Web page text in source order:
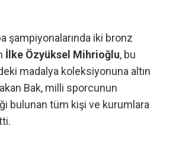
şampiyonalarında iki bronz
İlke Özyüksel Mihrioğlu, bu
madalya koleksiyonuna altın
Bak, milli sporcunun
bulunan tüm kişi ve kurumlara